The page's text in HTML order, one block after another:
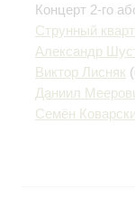
Концерт 2-го
Струнный
Александр
Виктор Лисняк
Даниил
Семён